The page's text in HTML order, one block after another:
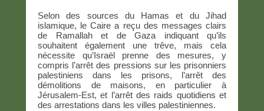
Selon des sources du Hamas et du Jihad
islamique, le Caire a reçu des messages clairs
de Ramallah et de Gaza indiquant qu’ils
souhaitent également une trêve, mais cela
nécessite qu’Israël prenne des mesures, y
compris l’arrêt des pressions sur les prisonniers
palestiniens dans les prisons, l’arrêt des
démolitions de maisons, en particulier à
Jérusalem-Est, et l’arrêt des raids quotidiens et
des arrestations dans les villes palestiniennes.